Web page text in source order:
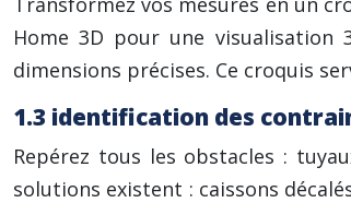
Home 3D pour une visualisation
dimensions précises. Ce croquis
1.3 identification des
Repérez tous les obstacles :
solutions existent : caissons